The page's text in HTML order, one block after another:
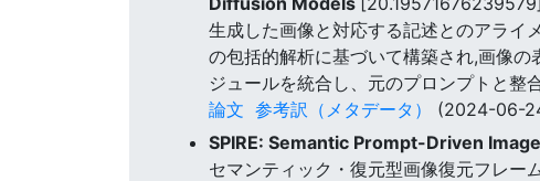
生成した画像と対応する記述とのアライ
の包括的解析に基づいて構築され,画像
ジュールを統合し、元のプロンプトと整
論文 参考訳（メタデータ）
(2024-06-
SPIRE: Semantic Prompt-Driven
セマンティック・復元型画像復元フレー